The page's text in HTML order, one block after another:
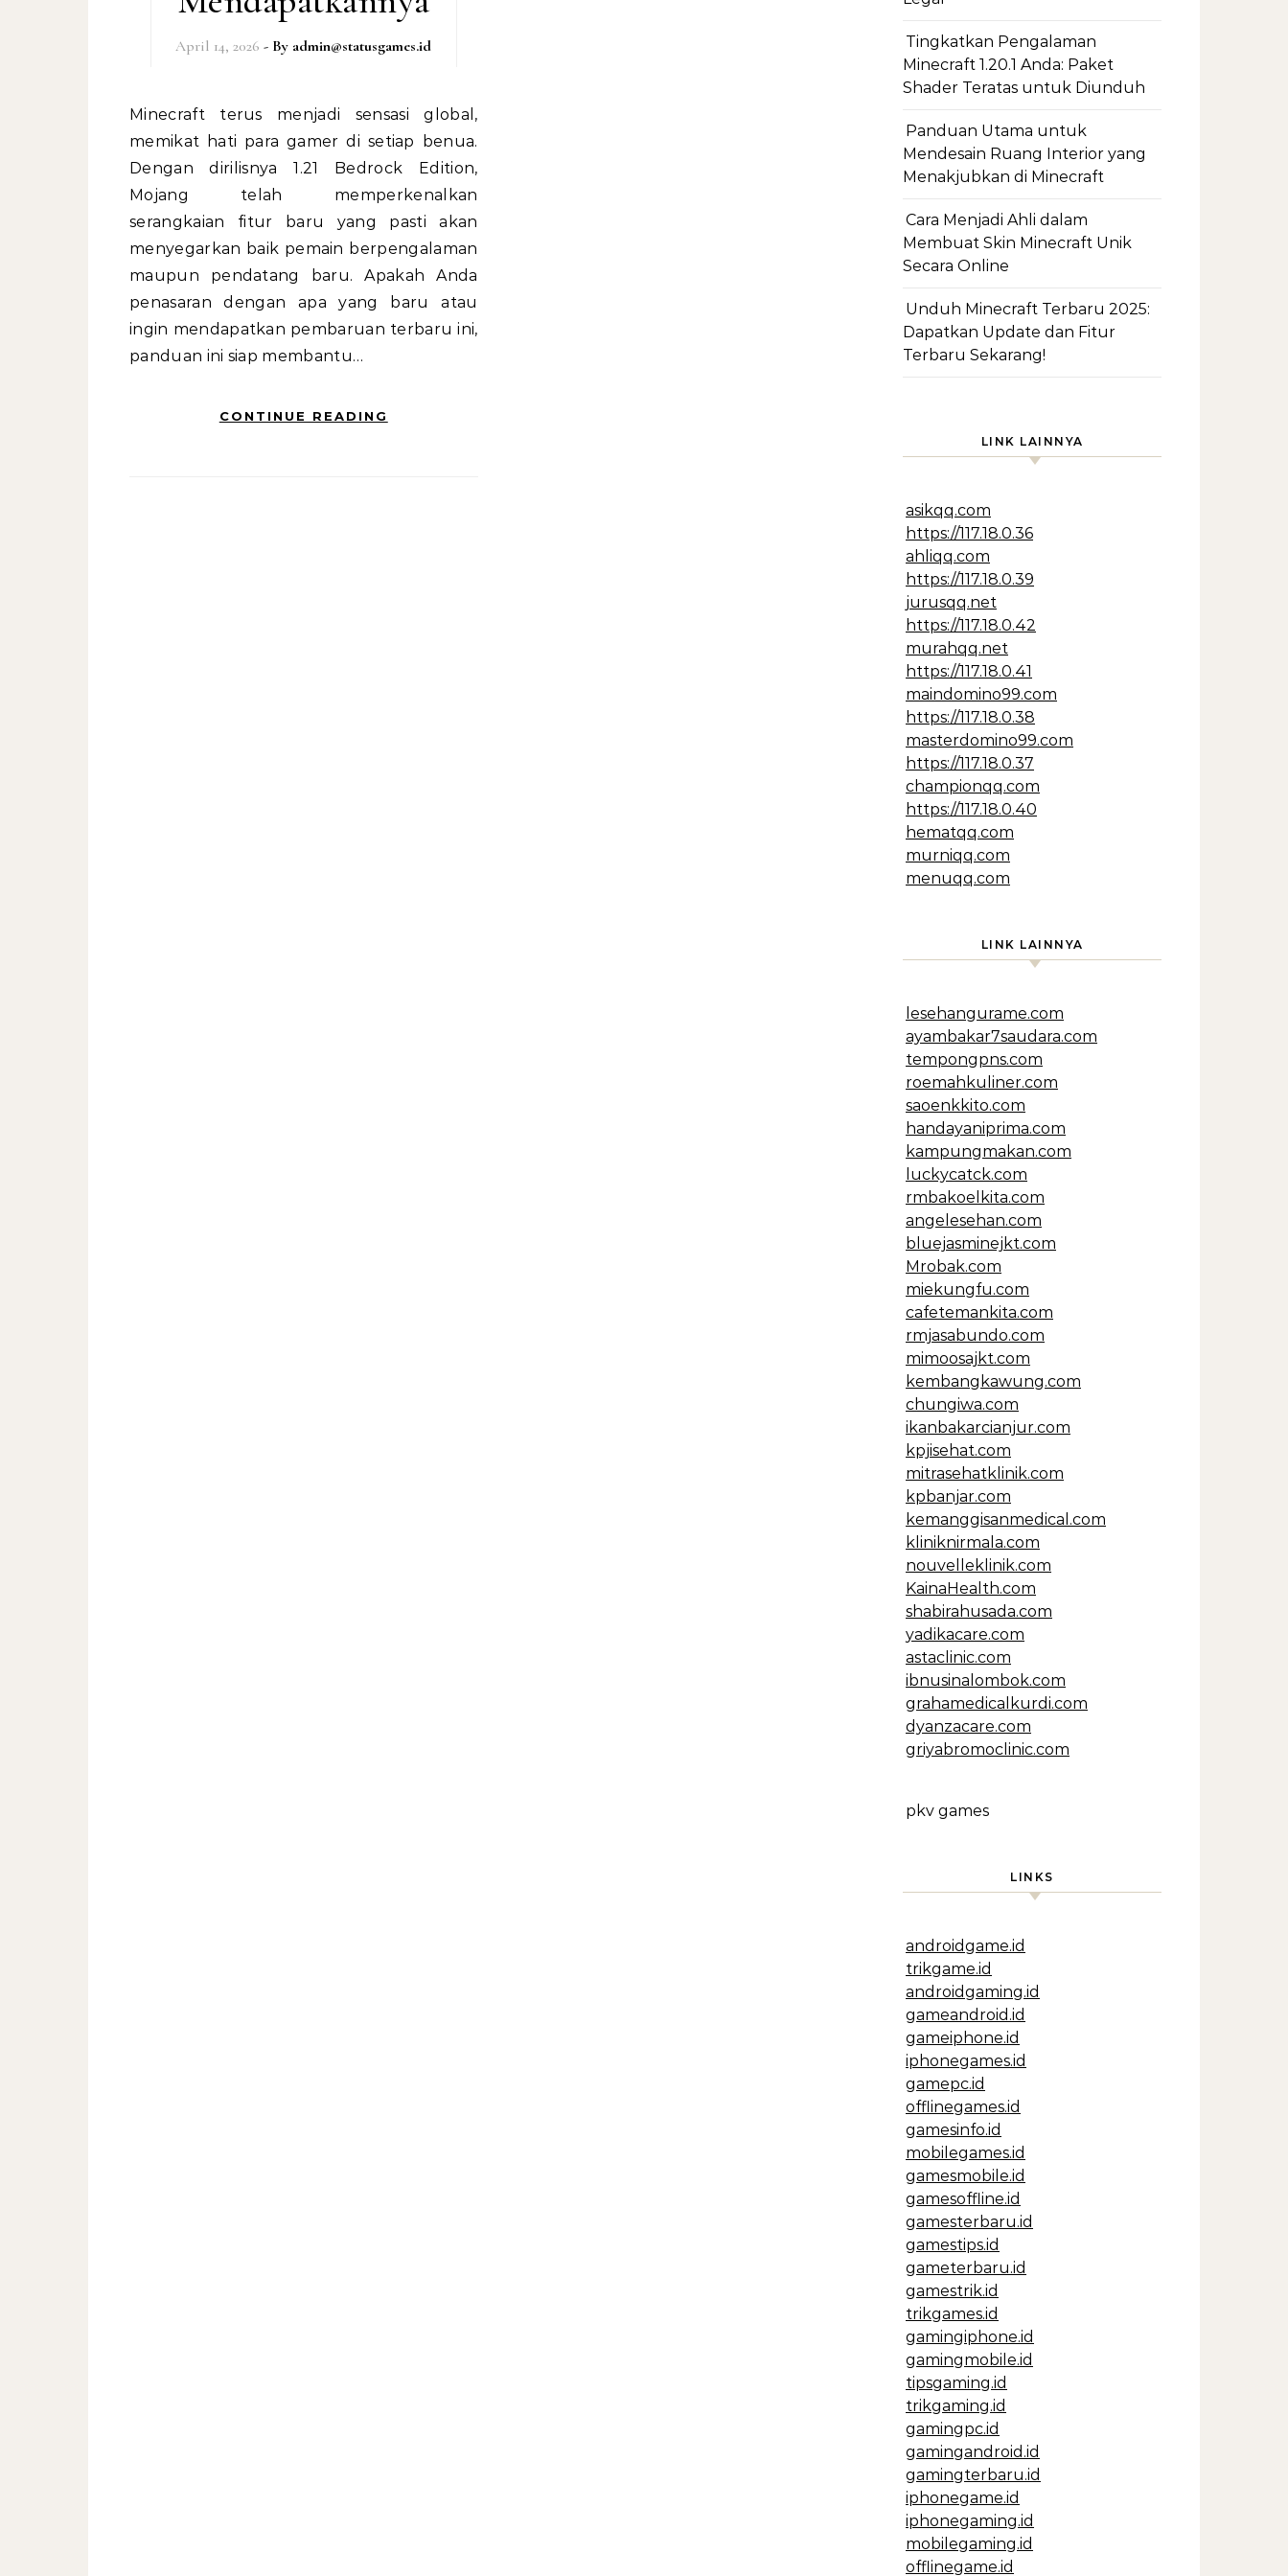
April 14, 2026 - By admin@statusgames.id
Minecraft terus menjadi sensasi global,
memikat hati para gamer di setiap benua.
Dengan dirilisnya 1.21 Bedrock Edition,
Mojang telah memperkenalkan
serangkaian fitur baru yang pasti akan
menyegarkan baik pemain berpengalaman
maupun pendatang baru. Apakah Anda
penasaran dengan apa yang baru atau
ingin mendapatkan pembaruan terbaru ini,
panduan ini siap membantu…
CONTINUE READING
Tingkatkan Pengalaman
Minecraft 1.20.1 Anda: Paket
Shader Teratas untuk Diunduh
Panduan Utama untuk
Mendesain Ruang Interior yang
Menakjubkan di Minecraft
Cara Menjadi Ahli dalam
Membuat Skin Minecraft Unik
Secara Online
Unduh Minecraft Terbaru 2025:
Dapatkan Update dan Fitur
Terbaru Sekarang!
LINK LAINNYA
asikqq.com
https://117.18.0.36
ahliqq.com
https://117.18.0.39
jurusqq.net
https://117.18.0.42
murahqq.net
https://117.18.0.41
maindomino99.com
https://117.18.0.38
masterdomino99.com
https://117.18.0.37
championqq.com
https://117.18.0.40
hematqq.com
murniqq.com
menuqq.com
LINK LAINNYA
lesehangurame.com
ayambakar7saudara.com
tempongpns.com
roemahkuliner.com
saoenkkito.com
handayaniprima.com
kampungmakan.com
luckycatck.com
rmbakoelkita.com
angelesehan.com
bluejasminejkt.com
Mrobak.com
miekungfu.com
cafetemankita.com
rmjasabundo.com
mimoosajkt.com
kembangkawung.com
chungiwa.com
ikanbakarcianjur.com
kpjisehat.com
mitrasehatklinik.com
kpbanjar.com
kemanggisanmedical.com
kliniknirmala.com
nouvelleklinik.com
KainaHealth.com
shabirahusada.com
yadikacare.com
astaclinic.com
ibnusinalombok.com
grahamedicalkurdi.com
dyanzacare.com
griyabromoclinic.com
pkv games
LINKS
androidgame.id
trikgame.id
androidgaming.id
gameandroid.id
gameiphone.id
iphonegames.id
gamepc.id
offlinegames.id
gamesinfo.id
mobilegames.id
gamesmobile.id
gamesoffline.id
gamesterbaru.id
gamestips.id
gameterbaru.id
gamestrik.id
trikgames.id
gamingiphone.id
gamingmobile.id
tipsgaming.id
trikgaming.id
gamingpc.id
gamingandroid.id
gamingterbaru.id
iphonegame.id
iphonegaming.id
mobilegaming.id
offlinegame.id